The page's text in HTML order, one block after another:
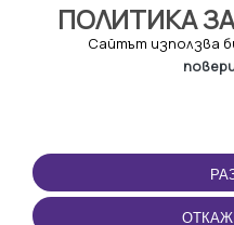
ПОЛИТИКА
Сайтът използва
ПОЛЗВАНЕ
Правила и условия за
ползване